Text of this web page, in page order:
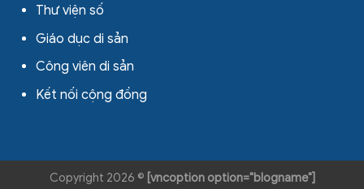
Thư viện số
Giáo dục di sản
Công viên di sản
Kết nối cộng đồng
Copyright 2026 © [vncoption option="blogname"]